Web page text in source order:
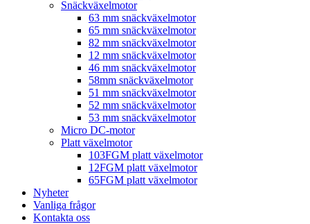
Snäckväxelmotor
63 mm snäckväxelmotor
65 mm snäckväxelmotor
82 mm snäckväxelmotor
12 mm snäckväxelmotor
46 mm snäckväxelmotor
58mm snäckväxelmotor
51 mm snäckväxelmotor
52 mm snäckväxelmotor
53 mm snäckväxelmotor
Micro DC-motor
Platt växelmotor
103FGM platt växelmotor
12FGM platt växelmotor
65FGM platt växelmotor
Nyheter
Vanliga frågor
Kontakta oss